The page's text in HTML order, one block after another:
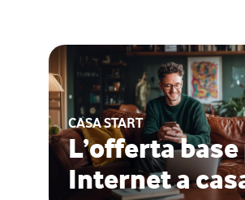
CASA START
L’offerta
Internet a
ESCLUSIVA ONLINE